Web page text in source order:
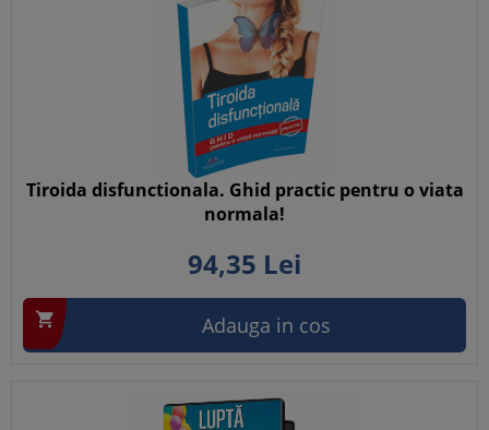
Tiroida disfunctionala. Ghid practic pentru o viata
normala!
94,35 Lei
 Adauga in cos